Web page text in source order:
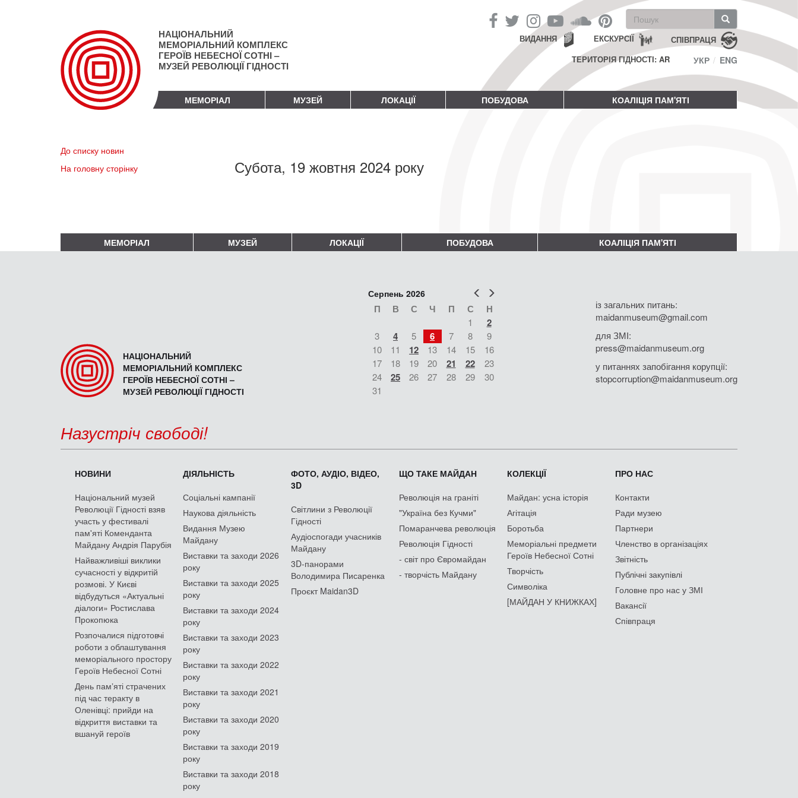
НАЦІОНАЛЬНИЙ
МЕМОРІАЛЬНИЙ КОМПЛЕКС
ГЕРОЇВ НЕБЕСНОЇ СОТНІ –
МУЗЕЙ РЕВОЛЮЦІЇ ГІДНОСТІ
Пошукова
форма
Пошук СПІВПРАЦЯ
ЕКСКУРСІЇ
ВИДАННЯ
ТЕРИТОРІЯ ГІДНОСТІ: AR
УКР ENG
МЕМОРІАЛ МУЗЕЙ ЛОКАЦІЇ ПОБУДОВА КОАЛІЦІЯ ПАМ'ЯТІ
До списку новин
На головну сторінку
Субота, 19 жовтня 2024 року
МЕМОРІАЛ МУЗЕЙ ЛОКАЦІЇ ПОБУДОВА КОАЛІЦІЯ ПАМ'ЯТІ
НАЦІОНАЛЬНИЙ
МЕМОРІАЛЬНИЙ КОМПЛЕКС
ГЕРОЇВ НЕБЕСНОЇ СОТНІ –
МУЗЕЙ РЕВОЛЮЦІЇ ГІДНОСТІ
Попер
Серпень 2026
П В С Ч П С Н
1 2
3 4 5 6 7 8
9
10
11 12 13 14 15
16
17
18 19 20 21 22
23
24
25 26 27 28 29
30
31
із загальних питань:
maidanmuseum@gmail.com
для ЗМІ:
press@maidanmuseum.org
у питаннях запобігання корупції:
stopcorruption@maidanmuseum.org
Назустріч свободі!
НОВИНИ
Національний музей
Революції Гідності взяв
участь у фестивалі
пам'яті Коменданта
Майдану Андрія Парубія
Найважливіші виклики
сучасності у відкритій
розмові. У Києві
відбудуться «Актуальні
діалоги» Ростислава
Прокопюка
Розпочалися підготовчі
роботи з облаштування
меморіального простору
Героїв Небесної Сотні
День памʼяті страчених
під час теракту в
Оленівці: прийди на
відкриття виставки та
вшануй героїв
ДІЯЛЬНІСТЬ
Соціальні кампанії
Наукова діяльність
Видання Музею
Майдану
Виставки та заходи 2026
року
Виставки та заходи 2025
року
Виставки та заходи 2024
року
Виставки та заходи 2023
року
Виставки та заходи 2022
року
Виставки та заходи 2021
року
Виставки та заходи 2020
року
Виставки та заходи 2019
року
Виставки та заходи 2018
року
ФОТО, АУДІО, ВІДЕО,
3D
Світлини з Революції
Гідності
Аудіоспогади учасників
Майдану
3D-панорами
Володимира Писаренка
Проєкт Maidan3D
ЩО ТАКЕ МАЙДАН
Революція на граніті
"Україна без Кучми"
Помаранчева революція
Революція Гідності
- світ про Євромайдан
- творчість Майдану
КОЛЕКЦІЇ
Майдан: усна історія
Агітація
Боротьба
Меморіальні предмети
Героїв Небесної Сотні
Творчість
Символіка
[МАЙДАН У КНИЖКАХ]
ПРО НАС
Контакти
Ради музею
Партнери
Членство в організаціях
Звітність
Публічні закупівлі
Головне про нас у ЗМІ
Вакансії
Співпраця